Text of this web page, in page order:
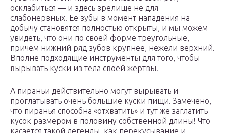
осклабиться — и здесь зрелище не для
слабонервных. Ее зубы в момент нападения на
добычу становятся полностью открыты, и мы можем
увидеть, что они по своей форме треугольные,
причем нижний ряд зубов крупнее, нежели верхний.
Вполне подходящие инструменты для того, чтобы
вырывать куски из тела своей жертвы.
А пираньи действительно могут вырывать и
проглатывать очень большие куски пищи. Замечено,
что пиранья способна «отхватить» и тут же заглатить
кусок размером в половину собственной длины! Что
касается такой легенды, как перекусывание и